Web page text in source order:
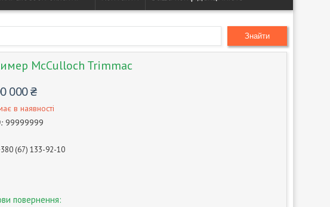
Знайти
McCulloch Trimmac
000 ₴
в наявності
99999999
(67) 133-92-10